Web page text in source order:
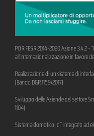
POR FESR 2014-2020 Azione 3.4.2
all’internazionalizzazione in favore
Realizzazione di un sistema di
(Bando DGR 1159/2017)
Sviluppo delle Aziende del settore
1104)
Sistema domotico IoT integrato ad